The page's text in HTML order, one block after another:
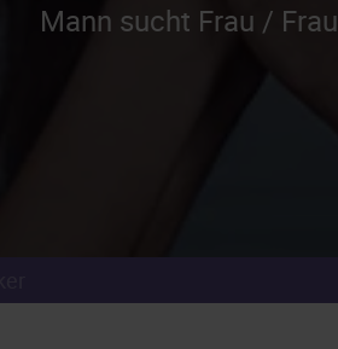
Mann sucht Frau /